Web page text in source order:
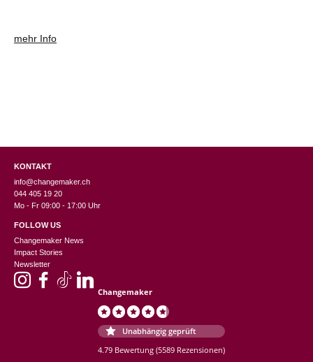
mehr Info
KONTAKT
info@changemaker.ch
044 405 19 20
Mo - Fr 09:00 - 17:00 Uhr
FOLLOW US
Changemaker News
Impact Stories
Newsletter
Changemaker
Unabhängig geprüft
4.79 Bewertung (5589 Rezensionen)